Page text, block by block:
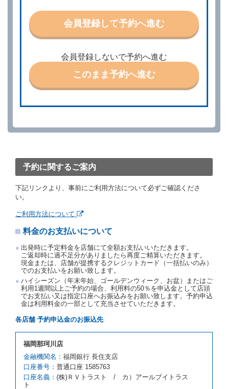
特に認める場合を除き、別に定める予約申込金を支払
うものとします。
第３条（予約の変更）
ときは、あらかじめ当社の承諾を受けなければならな
いものとします。
第４条（予約の取消し等）
ができます。
を１時間以上経過してもレンタカー貸渡契約（以下
約取消手数料を当社に支払うものとし、当社は、この
予約取消手数料の支払いがあったときは、受領済の予
約申込金を借受人に返還するものとします。
当社の都合により、予約が取り消されたとき、又は貸
約申込金を返還するものとします。
若しくは当社のいずれの責にもよらない事由により貸
たものとします。この場合、当社は受領済の予約申込
金を返還するものとします。
第５条（代替レンタカー）
当社は、借受人から予約のあった車種クラスのレンタ
カーを貸し渡すことができないときは、予約と異なる
車種クラスのレンタカー（以下「代替レンタカー」と
いいます。）の貸渡しを申し入れることができるもの
とします。
借受人が前項の申入れを承諾したときは、当社は車種
クラスを除き予約時と同一の借受条件でレンタカー提
携先の代替レンタカーを貸し渡すものとします。な
お、代替レンタカーの貸渡料金が予約された車種クラ
スの貸渡料金より高くなるときは、予約した車種クラ
スの貸渡料金によるものとし、予約された車種クラス
会員登録して予約へ進む
会員登録しないで予約へ進む
このまま予約へ進む
予約に関するご案内
下記リンクより、事前にご利用方法について必ずご確認くださ
い。
ご利用方法について
料金のお支払いについて
出発時に予定料金を店舗にて全額お支払いいただきます。
ご返却時に過不足分がありましたら再度ご精算いただきます。
現金または、店舗が提携するクレジットカード（一括払いのみ）
でのお支払いをお願い致します。
ハイシーズン（年末年始、ゴールデンウィーク、お盆）またはご
利用1週間以上ご予約の場合、利用料の50％を申込金として店頭
でお支払い又は指定口座へお振込みをお願い致します。予約申込
金は利用料金の一部として充当させていただきます。
各店舗 予約申込金のお振込先
福岡那珂川店
金融機関名： 福岡銀行 長住支店
口座番号： 普通口座 1585763
口座名義： (株)ＲＶトラスト / カ）アールブイトラス
ト